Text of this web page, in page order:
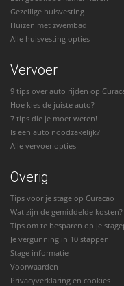
Gezellige huisvesting
Huizen met zwembad
Alle huisvesting opties
Vervoer
9 tips over auto rijden op
Hoe kies de juiste auto?
7 tips die je moet weten!
Is een auto noodzakelijk?
Alle vervoer opties
Overig
Tips voor je stage op Curacao
Wat zijn de gemiddelde kosten?
Tips om te besparen op je
Je vergunning in 10 stappen
Stage informatie
Voorwaarden
Privacyverklaring en cookies